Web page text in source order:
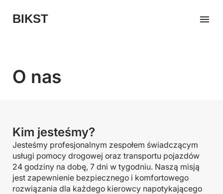
BIKST
O nas
Kim jesteśmy?
Jesteśmy profesjonalnym zespołem świadczącym
usługi pomocy drogowej oraz transportu pojazdów
24 godziny na dobę, 7 dni w tygodniu. Naszą misją
jest zapewnienie bezpiecznego i komfortowego
rozwiązania dla każdego kierowcy napotykającego